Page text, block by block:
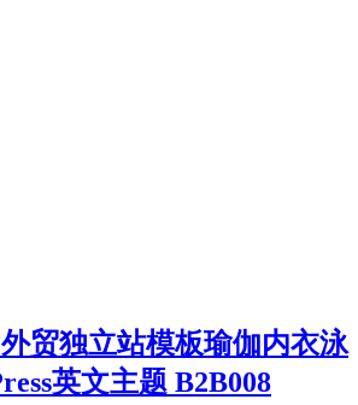
贸独立站模板瑜伽内衣泳
英文主题 B2B008